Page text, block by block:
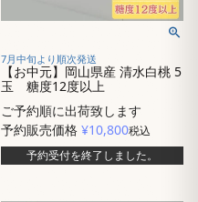
7月中旬より順次発送
【お中元】岡山県産 清水白桃 5
玉 糖度12度以上
ご予約順に出荷致します
予約販売価格 ¥10,800税込
予約受付を終了しました。